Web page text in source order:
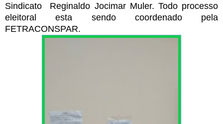
Sindicato Reginaldo Jocimar Muler. Todo processo
eleitoral esta sendo coordenado pela
FETRACONSPAR.